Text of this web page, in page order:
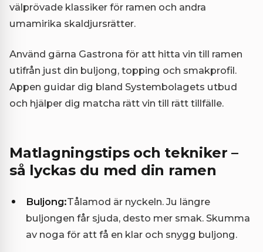
välprövade klassiker för ramen och andra
umamirika skaldjursrätter.
Använd gärna Gastrona för att hitta vin till ramen
utifrån just din buljong, topping och smakprofil.
Appen guidar dig bland Systembolagets utbud
och hjälper dig matcha rätt vin till rätt tillfälle.
Matlagningstips och tekniker –
så lyckas du med din ramen
Buljong:Tålamod är nyckeln. Ju längre
buljongen får sjuda, desto mer smak. Skumma
av noga för att få en klar och snygg buljong.